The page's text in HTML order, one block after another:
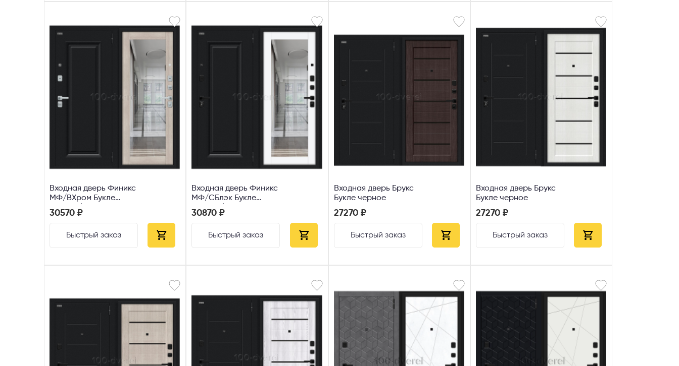
Входная дверь Финикс
МФ/BХром Букле
черное/Капучино
Мелинга
30570 ₽
Быстрый заказ
Входная дверь Финикс
МФ/СБлэк Букле
черное/Вайт Силк
30870 ₽
Быстрый заказ
Входная дверь Брукс
Букле черное
27270 ₽
Быстрый заказ
Входная дверь Брукс
Букле черное
27270 ₽
Быстрый заказ
Выберите способ связи
Политикой конфиденциальности и даю
согласие на обработку персональных
данных